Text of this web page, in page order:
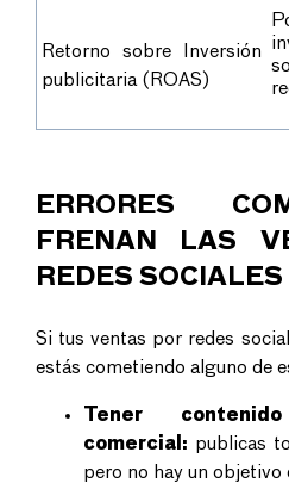
Retorno sobre Inversión
publicitaria (ROAS)
ERRORES
FRENAN LAS
REDES SOCIALES
Si tus ventas por redes
estás cometiendo alguno de
Tener
comercial: publicas
pero no hay un objetivo